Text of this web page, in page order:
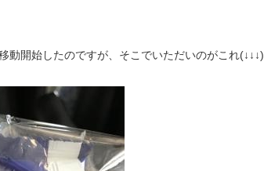
動開始したのですが、そこでいただいのがこれ(↓↓↓)